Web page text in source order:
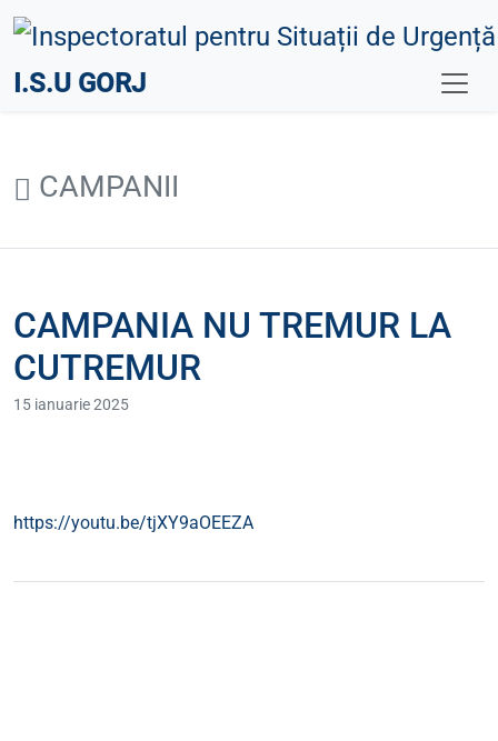
I.S.U GORJ
CAMPANII
CAMPANIA NU TREMUR LA
CUTREMUR
15 ianuarie 2025
https://youtu.be/tjXY9aOEEZA